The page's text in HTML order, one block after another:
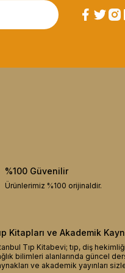
%100 Güvenilir
Ürünlerimiz %100 orijinaldir.
Kitapları ve Akademik
Tıp Kitabevi; tıp, diş
bilimleri alanlarında güncel
ve akademik yayınları